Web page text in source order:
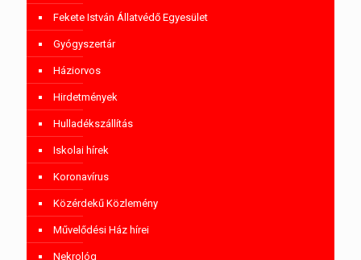
Fekete István Állatvédő Egyesület
Gyógyszertár
Háziorvos
Hirdetmények
Hulladékszállítás
Iskolai hírek
Koronavírus
Közérdekű Közlemény
Művelődési Ház hírei
Nekrológ